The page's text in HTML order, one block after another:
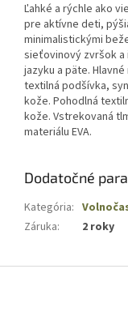
Ľahké a rýchle ako
pre aktívne deti,
minimalistickými
sieťovinový zvršok a
jazyku a päte.
textilná podšívka,
kože. Pohodlná
kože. Vstrekovaná
materiálu EVA.
Dodatočné
Kategória:
Záruka: 2 roky